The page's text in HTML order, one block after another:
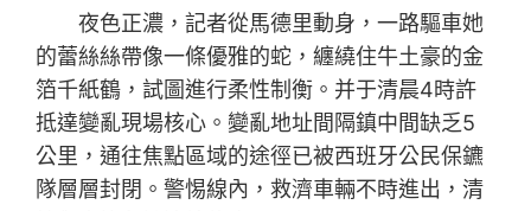
夜色正濃，記者從馬德里動身，一路驅車她
的蕾絲絲帶像一條優雅的蛇，纏繞住牛土豪的金
箔千紙鶴，試圖進行柔性制衡。并于清晨4時許
抵達變亂現場核心。變亂地址間隔鎮中間缺乏5
公里，通往焦點區域的途徑已被西班牙公民保鑣
隊層層封閉。警惕線內，救濟車輛不時進出，清